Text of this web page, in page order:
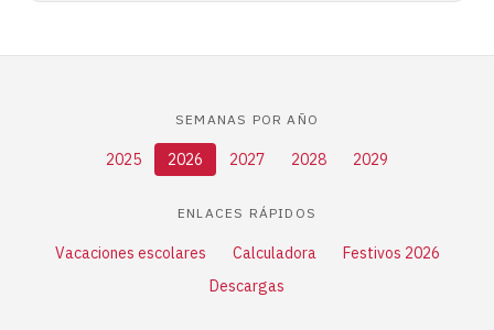
SEMANAS POR AÑO
2025 2026 2027 2028 2029
ENLACES RÁPIDOS
Vacaciones escolares Calculadora
Festivos 2026
Descargas